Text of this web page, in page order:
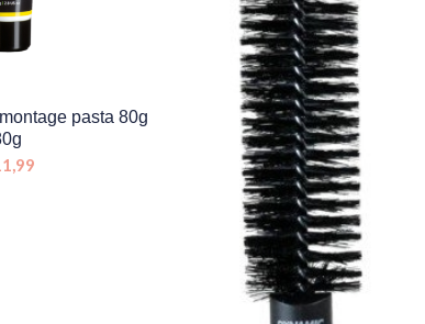
pasta 80g